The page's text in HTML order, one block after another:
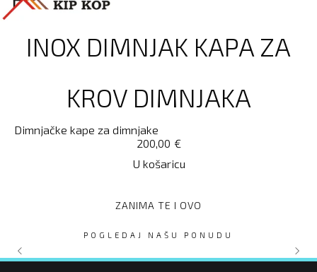
INOX DIMNJAK KAPA ZA
KROV DIMNJAKA
Dimnjačke kape za dimnjake
€
200,00
U košaricu
ZANIMA TE I OVO
POGLEDAJ NAŠU PONUDU
HIDRAULIČNI ZATVARAČ
CAIS E-BOK KIT SZ02
Nema na zalihi
ZUBATE LETVE DO 400 KG
Daljinski upravljač
Nema na zalihi
ALLMATIC TRAKTOR 2200kg